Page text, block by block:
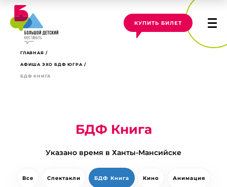
КУПИТЬ БИЛЕТ
ГЛАВНАЯ
АФИША ЭХО БДФ ЮГРА
БДФ КНИГА
БДФ Книга
Указано время в Ханты-Мансийске
Все Спектакли БДФ Книга Кино Анимация